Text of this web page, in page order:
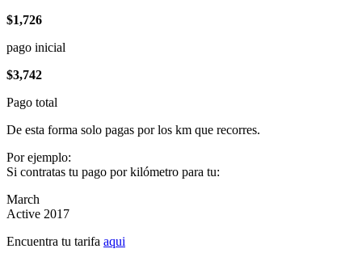
$1,726
pago inicial
$3,742
Pago total
De esta forma solo pagas por los km que recorres.
Por ejemplo:
Si contratas tu pago por kilómetro para tu:
March
Active 2017
Encuentra tu tarifa aqui